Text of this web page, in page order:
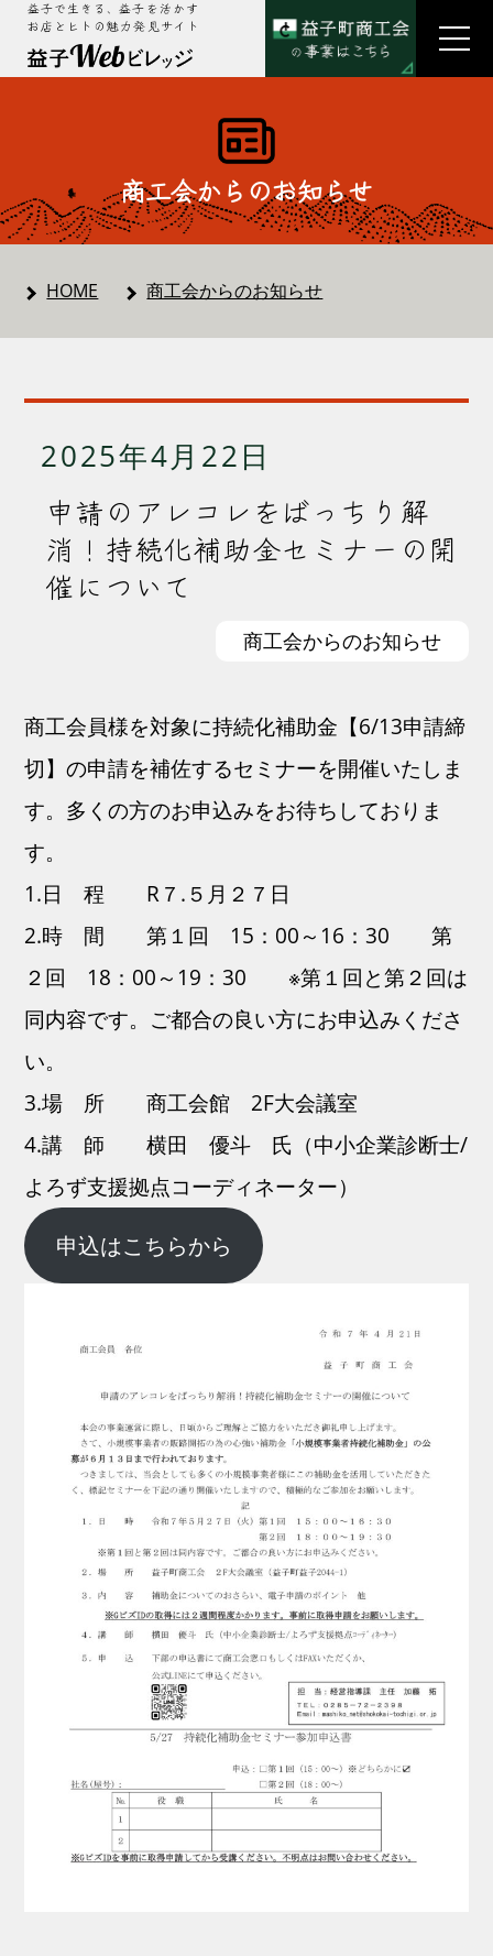
益子で生きる、益子を活かす
お店とヒトの魅力発見サイト
商工会からのお知らせ
HOME 商工会からのお知らせ
2025年4月22日
申請のアレコレをばっちり解
消！持続化補助金セミナーの開
催について
商工会からのお知らせ
商工会員様を対象に持続化補助金【6/13申請締
切】の申請を補佐するセミナーを開催いたしま
す。多くの方のお申込みをお待ちしておりま
す。
1.日 程 R７.５月２７日
2.時 間 第１回 15：00～16：30 第
２回 18：00～19：30 ※第１回と第２回は
同内容です。ご都合の良い方にお申込みくださ
い。
3.場 所 商工会館 2F大会議室
4.講 師 横田 優斗 氏（中小企業診断士/
よろず支援拠点コーディネーター）
申込はこちらから